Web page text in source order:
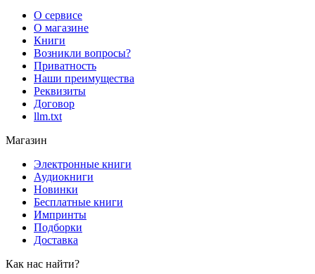
О сервисе
О магазине
Книги
Возникли вопросы?
Приватность
Наши преимущества
Реквизиты
Договор
llm.txt
Магазин
Электронные книги
Аудиокниги
Новинки
Бесплатные книги
Импринты
Подборки
Доставка
Как нас найти?